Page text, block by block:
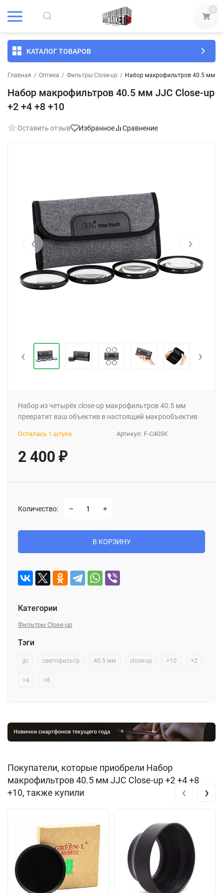
0
КАТАЛОГ ТОВАРОВ
Главная / Оптика / Фильтры Close-up / Набор макрофильтров 40.5 мм
Набор макрофильтров 40.5 мм JJC Close-up
+2 +4 +8 +10
Оставить отзыв Избранное Сравнение
‹ ›
‹ ›
Набор из четырёх close-up макрофильтров 40.5 мм
превратит ваш объектив в настоящий макрообъектив
Артикул: F-C405K
Осталась 1 штука
2 400 ₽
Количество:
В КОРЗИНУ
Категории
Фильтры Close-up
Тэги
jjc светофильтр 40.5 мм close-up +10 +2
+4 +8
Покупатели, которые приобрели Набор
макрофильтров 40.5 мм JJC Close-up +2 +4 +8
+10, также купили
‹ ›